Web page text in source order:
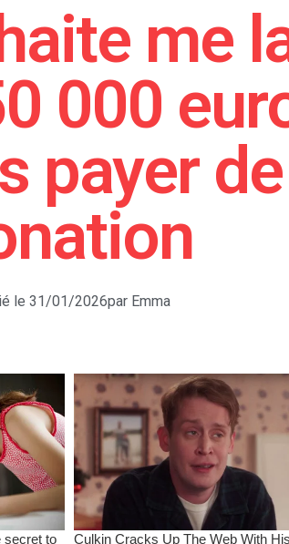
me
000
payer
le 31/01/2026parEmma